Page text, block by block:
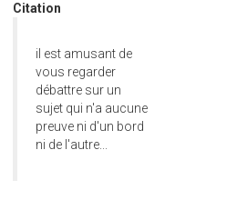
Citation
il est amusant de
vous regarder
débattre sur un
sujet qui n'a aucune
preuve ni d'un bord
ni de l'autre...